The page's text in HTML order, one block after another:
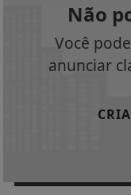
Não
Você
anunciar